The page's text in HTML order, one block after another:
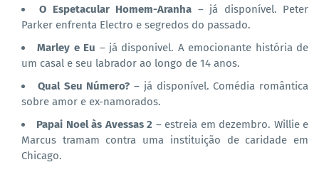
O Espetacular Homem-Aranha – já disponível. Peter
Parker enfrenta Electro e segredos do passado.
Marley e Eu – já disponível. A emocionante história de
um casal e seu labrador ao longo de 14 anos.
Qual Seu Número? – já disponível. Comédia romântica
sobre amor e ex-namorados.
Papai Noel às Avessas 2 – estreia em dezembro. Willie e
Marcus tramam contra uma instituição de caridade em
Chicago.